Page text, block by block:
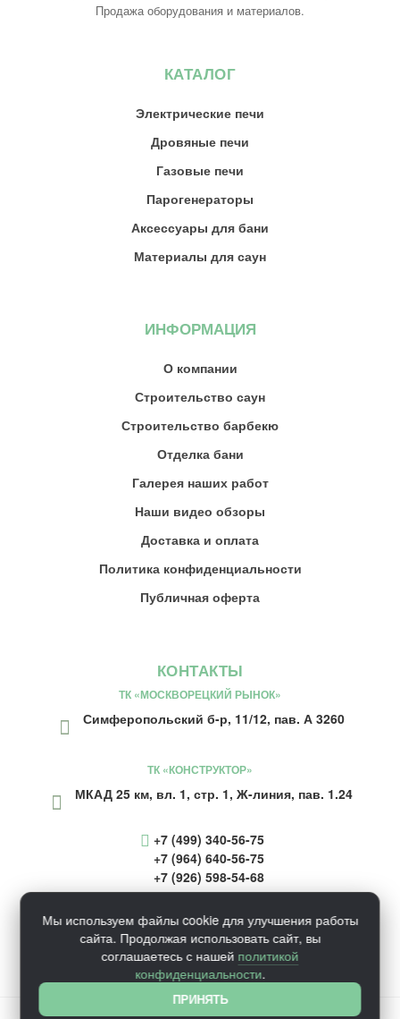
Продажа оборудования и материалов.
КАТАЛОГ
Электрические печи
Дровяные печи
Газовые печи
Парогенераторы
Аксессуары для бани
Материалы для саун
ИНФОРМАЦИЯ
О компании
Строительство саун
Строительство барбекю
Отделка бани
Галерея наших работ
Наши видео обзоры
Доставка и оплата
Политика конфиденциальности
Публичная оферта
КОНТАКТЫ
ТК «МОСКВОРЕЦКИЙ РЫНОК»
Симферопольский б-р, 11/12, пав. А 3260
ТК «КОНСТРУКТОР»
МКАД 25 км, вл. 1, стр. 1, Ж-линия, пав. 1.24
+7 (499) 340-56-75
+7 (964) 640-56-75
+7 (926) 598-54-68
inform@ecosaunaru.ru
Мы используем файлы cookie для улучшения работы
сайта. Продолжая использовать сайт, вы
соглашаетесь с нашей политикой
конфиденциальности.
ПРИНЯТЬ